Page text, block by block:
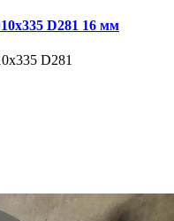
D281 16 мм
D281